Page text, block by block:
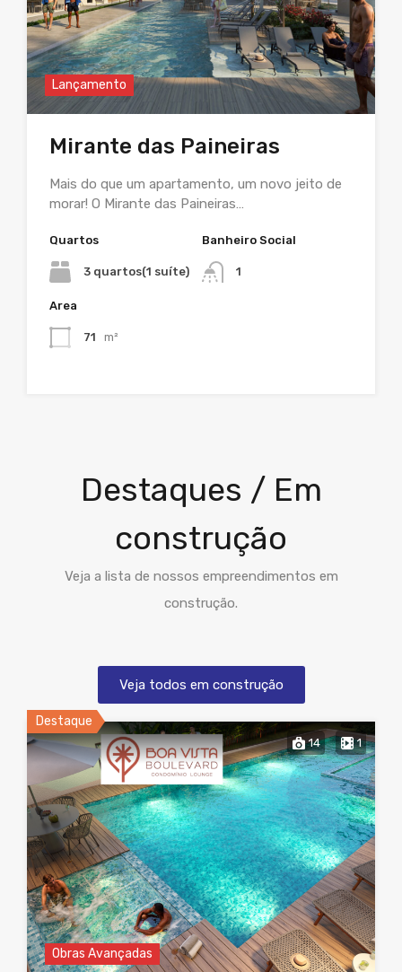
Lançamento
Mirante das Paineiras
Mais do que um apartamento, um novo jeito de
morar! O Mirante das Paineiras…
Quartos
3 quartos(1 suíte)
Banheiro Social
1
Area
71 m²
Destaques / Em
construção
Veja a lista de nossos empreendimentos em
construção.
Veja todos em construção
Destaque
14 1
Obras Avançadas